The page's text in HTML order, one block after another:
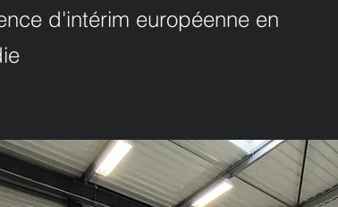
d'intérim européenne en